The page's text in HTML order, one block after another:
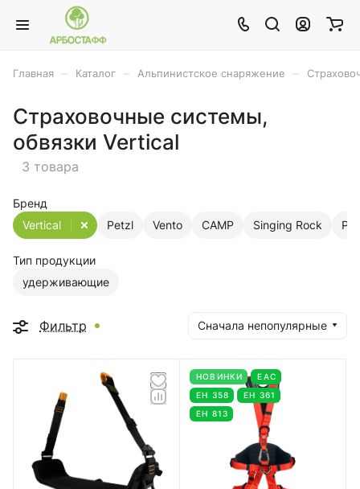
Главная Каталог Альпинистское снаряжение
Страховочные системы,
обвязки Vertical
3 товара
Бренд
Petzl
Vento CAMP Singing Rock
Vertical
Тип продукции
удерживающие
Фильтр Сначала непопулярные
НОВИНКИ
EAC
ЕН 358
ЕН 361
ЕН 813